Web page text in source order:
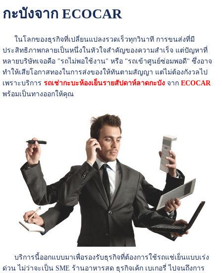
กะบังจาก ECOCAR
ในโลกของธุรกิจที่เปลี่ยนแปลงรวดเร็วทุกวินาที การขนส่งที่มี
ประสิทธิภาพกลายเป็นหนึ่งในหัวใจสำคัญของความสำเร็จ แต่ปัญหาที่
หลายบริษัทเจอคือ "รถไม่พอใช้งาน" หรือ "รถเข้าศูนย์ซ่อมพอดี" ซึ่งอาจ
ทำให้เสียโอกาสทองในการส่งของให้ทันตามสัญญา แต่ไม่ต้องกังวลไป
เพราะบริการ รถเช่ากะบะห้องเย็นรายสัปดาห์ลาดกะบังจากECOCAR
พร้อมเป็นทางออกให้คุณ
บริการนี้ออกแบบมาเพื่อรองรับธุรกิจที่ต้องการใช้รถแช่เย็นแบบเร่ง
ด่วน ไม่ว่าจะเป็น SME ร้านอาหารสด ธุรกิจเค้ก เบเกอรี่ ไปจนถึงการ